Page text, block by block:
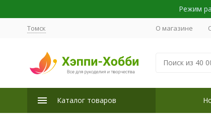
Режим
Томск О магазине
Каталог товаров